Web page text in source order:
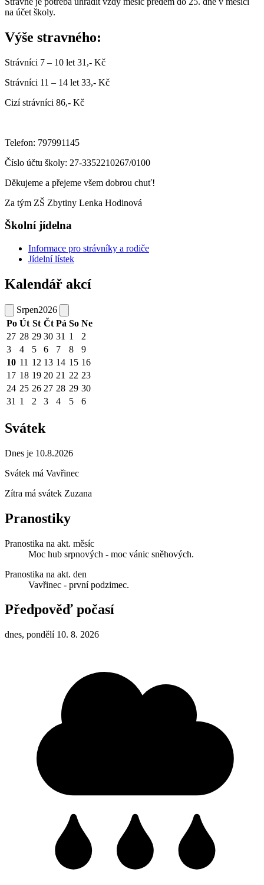
na účet školy.
Výše stravného:
Strávníci 7 – 10 let 31,- Kč
Strávníci 11 – 14 let 33,- Kč
Cizí strávníci 86,- Kč
Telefon: 797991145
Číslo účtu školy: 27-3352210267/0100
Děkujeme a přejeme všem dobrou chuť!
Za tým ZŠ Zbytiny Lenka Hodinová
Školní jídelna
Informace pro strávníky a rodiče
Jídelní lístek
Kalendář akcí
Srpen2026
Po Út St Čt Pá So Ne
27 28 29 30 31 1
2
3
4 5 6 7 8
9
10 11 12 13 14 15 16
17 18 19 20 21 22 23
24 25 26 27 28 29 30
31 1 2 3 4 5 6
Svátek
Dnes je 10.8.2026
Svátek má Vavřinec
Zítra má svátek Zuzana
Pranostiky
Pranostika na akt. měsíc
Moc hub srpnových - moc vánic sněhových.
Pranostika na akt. den
Vavřinec - první podzimec.
Předpověď počasí
dnes, pondělí 10. 8. 2026